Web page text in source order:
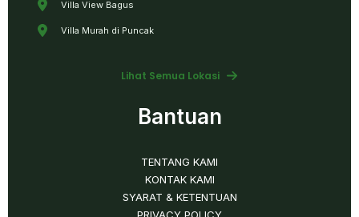
Villa View Bagus
Villa Murah di Puncak
Lihat Semua Lokasi
Bantuan
TENTANG KAMI
KONTAK KAMI
SYARAT & KETENTUAN